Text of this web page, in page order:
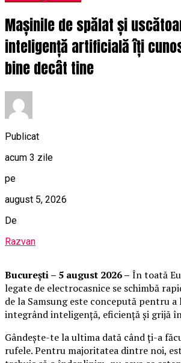
Mașinile de spălat și
inteligență artificială îți
bine decât tine
Publicat
acum 3 zile
pe
august 5, 2026
De
Razvan
București – 5 august 2026 – În toată
legate de electrocasnice se schimbă
de la Samsung este concepută pentru a
integrând inteligență, eficiență și grijă
Gândește-te la ultima dată când ți-a
rufele. Pentru majoritatea dintre noi,